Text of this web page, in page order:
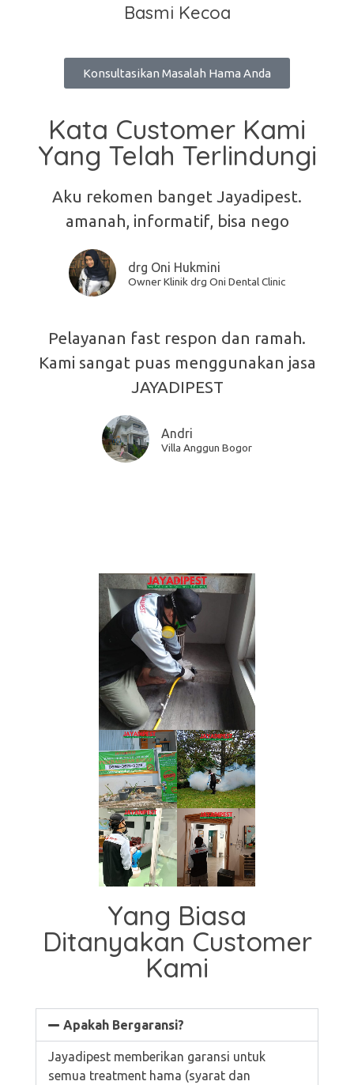
Basmi Kecoa
Konsultasikan Masalah Hama Anda
Kata Customer Kami
Yang Telah Terlindungi
Aku rekomen banget Jayadipest.
amanah, informatif, bisa nego
drg Oni Hukmini
Owner Klinik drg Oni Dental Clinic
Pelayanan fast respon dan ramah.
Kami sangat puas menggunakan jasa
JAYADIPEST
Andri
Villa Anggun Bogor
Yang Biasa
Ditanyakan Customer
Kami
Apakah Bergaransi?
Jayadipest memberikan garansi untuk
semua treatment hama (syarat dan